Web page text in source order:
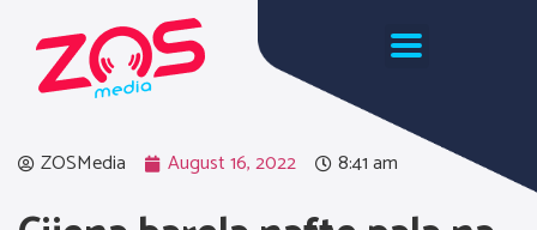
ZOSMedia August 16, 2022 8:41 am